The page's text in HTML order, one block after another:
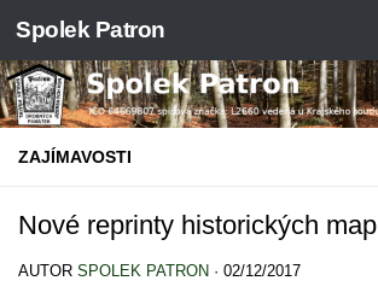
Skip to content
Spolek Patron
ZAJÍMAVOSTI
Nové reprinty historických map
AUTOR SPOLEK PATRON · 02/12/2017